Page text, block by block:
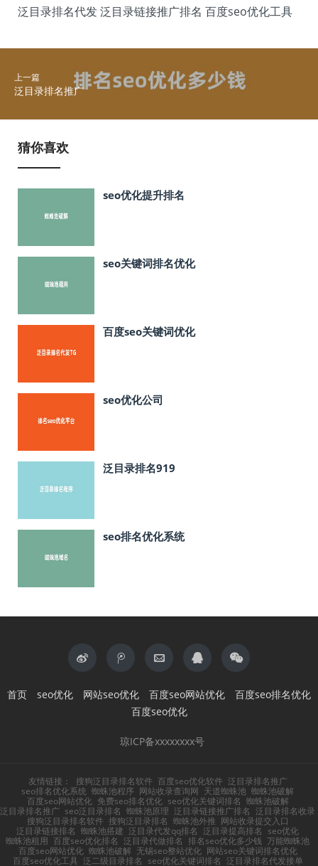
泛目录排名代发 泛目录链接推广排名 百度seo优化工具
上一篇
泛目录排名推广
猜你喜欢
seo优化提升排名
seo关键词排名优化
百度seo关键词优化
seo优化公司
泛目录排名919
seo排名优化系统
首页 seo优化 网站seo优化 百度seo网站优化
百度seo排名优化
百度seo优化
琼ICP备xxxxxxxx号
友情链接： 搜狗泛目录排名软件 百度seo优化软件 泛目录排名推广
seo排名优化系统 蜘蛛池程序 网站收录查询网 天道蜘蛛池 蜘蛛池破解
百度seo网站优化 免费seo排名优化 seo优化关键词排名 蜘蛛池破解
泛目录排名推广 seo泛目录排名 蜘蛛池原理 泛目录链接推广排名 泛目录排名收录
搜狗泛目录排名软件 搜狗泛目录排名 蜘蛛池外推 网站收录提交入口
泛目录链接排名 蜘蛛池搭建 泛目录代发qq排名 泛目录提高排名 seo优化
蜘蛛池租用 百度seo优化排名 泛目录代做排名 排名seo优化多少钱 万能蜘蛛池
百度seo网站优化 蜘蛛池破解 无锡seo整站优化 网站seo关键词排名优化
百度seo优化工具 泛二级目录排名 seo优化关键词排名 泛目录排名代发接单